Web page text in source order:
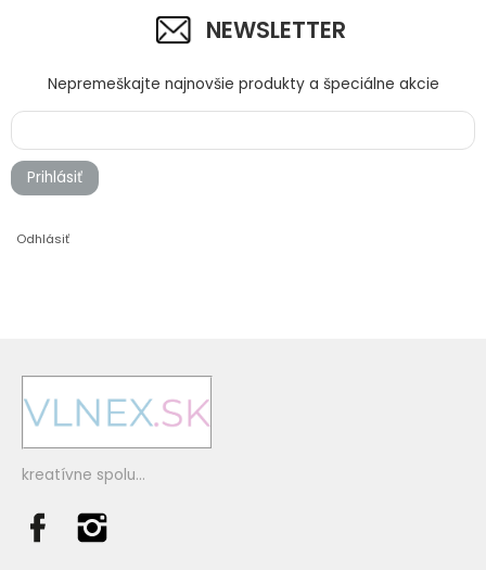
796 pastelová ružová
NEWSLETTER
Nepremeškajte najnovšie produkty a špeciálne akcie
Prihlásiť
Odhlásiť
kreatívne spolu...